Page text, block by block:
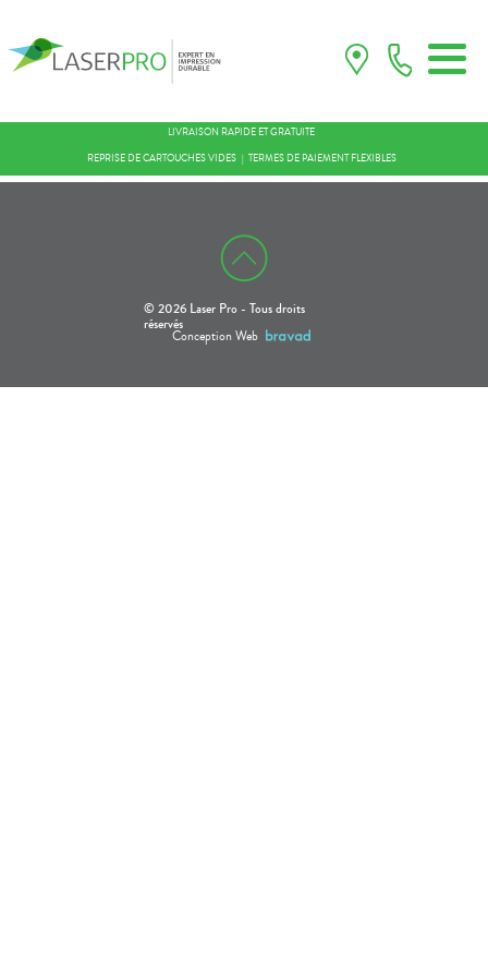
LIVRAISON RAPIDE ET GRATUITE
REPRISE DE CARTOUCHES VIDES
TERMES DE PAIEMENT FLEXIBLES
© 2026 Laser Pro - Tous droits
réservés
Conception Web